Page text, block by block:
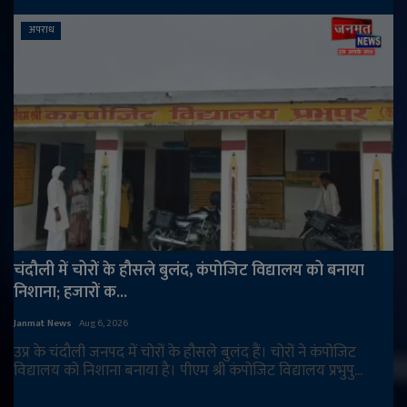
अपराध
चंदौली में चोरों के हौसले बुलंद, कंपोजिट विद्यालय को बनाया
निशाना; हजारों क...
Janmat News Aug 6, 2026
उप्र के चंदौली जनपद में चोरों के हौसले बुलंद हैं। चोरों ने कंपोजिट
विद्यालय को निशाना बनाया है। पीएम श्री कंपोजिट विद्यालय प्रभुपु...